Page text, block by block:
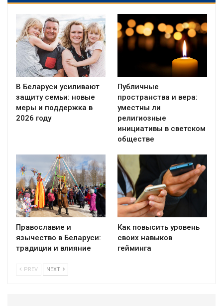
В Беларуси усиливают
защиту семьи: новые
меры и поддержка в
2026 году
Публичные
пространства и вера:
уместны ли
религиозные
инициативы в светском
обществе
Православие и
язычество в Беларуси:
традиции и влияние
Как повысить уровень
своих навыков
гейминга
PREV NEXT